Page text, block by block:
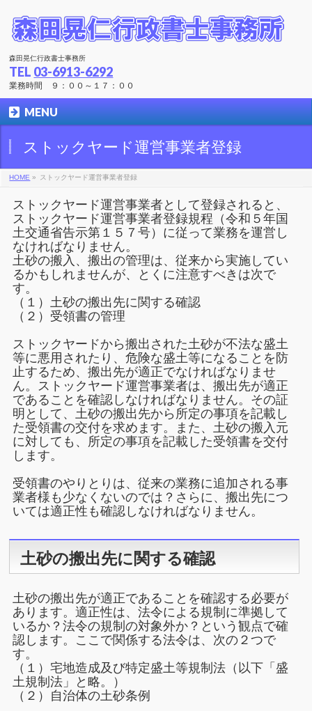
森田晃仁行政書士事務所
TEL 03-6913-6292
業務時間 ９：００～１７：００
MENU
ストックヤード運営事業者登録
HOME » ストックヤード運営事業者登録
ストックヤード運営事業者として登録されると、
ストックヤード運営事業者登録規程（令和５年国
土交通省告示第１５７号）に従って業務を運営し
なければなりません。
土砂の搬入、搬出の管理は、従来から実施してい
るかもしれませんが、とくに注意すべきは次で
す。
（１）土砂の搬出先に関する確認
（２）受領書の管理
ストックヤードから搬出された土砂が不法な盛土
等に悪用されたり、危険な盛土等になることを防
止するため、搬出先が適正でなければなりませ
ん。ストックヤード運営事業者は、搬出先が適正
であることを確認しなければなりません。その証
明として、土砂の搬出先から所定の事項を記載し
た受領書の交付を求めます。また、土砂の搬入元
に対しても、所定の事項を記載した受領書を交付
します。
受領書のやりとりは、従来の業務に追加される事
業者様も少なくないのでは？さらに、搬出先につ
いては適正性も確認しなければなりません。
土砂の搬出先に関する確認
土砂の搬出先が適正であることを確認する必要が
あります。適正性は、法令による規制に準拠して
いるか？法令の規制の対象外か？という観点で確
認します。ここで関係する法令は、次の２つで
す。
（１）宅地造成及び特定盛土等規制法（以下「盛
土規制法」と略。）
（２）自治体の土砂条例